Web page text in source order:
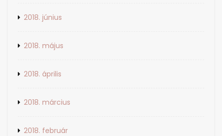
2018. június
2018. május
2018. április
2018. március
2018. február